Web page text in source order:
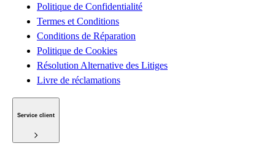
Politique de Confidentialité
Termes et Conditions
Conditions de Réparation
Politique de Cookies
Résolution Alternative des Litiges
Livre de réclamations
Service client